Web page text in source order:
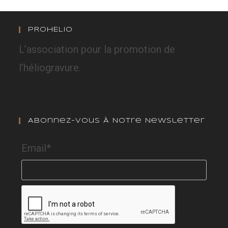
PROHELIO
L’association pour la promotion de
l’héliogravure.
Abonnez-Vous À Notre Newsletter
Email*